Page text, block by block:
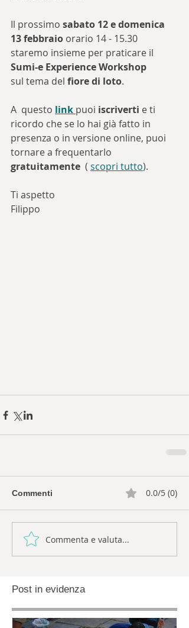
Il prossimo sabato 12 e domenica
13 febbraio orario 14 - 15.30
staremo insieme per praticare il
Sumi-e Experience Workshop
sul tema del fiore di loto.
A  questo link puoi iscriverti e ti
ricordo che se lo hai già fatto in
presenza o in versione online, puoi
tornare a frequentarlo
gratuitamente
  (
scopri tutto).
Ti aspetto
Filippo
Commenti 0.0/5 (0)
Commenta e valuta...
Post in evidenza